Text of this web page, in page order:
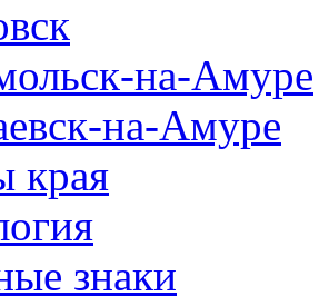
на-Амуре
на-Амуре
края
знаки